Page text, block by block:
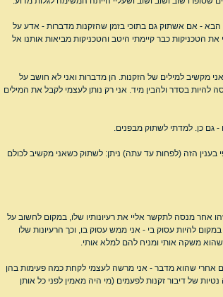
- אם אשתוק גם בתוכי בזמן שהזקנות מדברות - אדע על
הטכניקות כבר קיימתי היטב והטכניקות מביאות אותנו אל
מקשיב למילים של הזקנות. הן מדברות ואני לא חושב על
בסדר ולהבין מיד. אני רק נותן לעצמי לקבל את המילים
גם כן. למדתי לשתוק מבפנים.
הזה (לפחות עד עתה) ניתן: לשתוק כשאני מקשיב לכולם
אחר מנסה לתקשר אליי את רעיונותיו שלו, במקום לחשוב על
להיות עסוק בי - אני ממש עסוק בו, וכך הרעיונות שלו
שהוא משקה אותי ומניח להם למלא אותי.
אחרי שהוא מדבר - אני מרשה לעצמי לקחת כמה פעימות בהן
של דיבור זקנות לפעמים (מי היה מאמין לפני כל אותן